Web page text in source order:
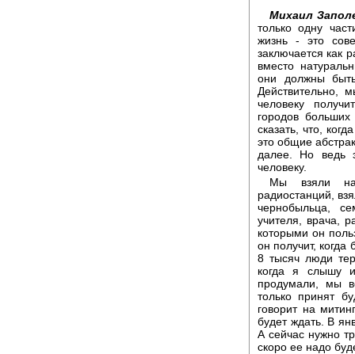
Михаил
только одну
жизнь - это
заключается как
вместо
они должны
Действительно,
человеку
городов
сказать, что,
это общие
далее. Но ведь
человеку.
Мы взяли на
радиостанций,
чернобыльца,
учителя, врача,
которыми он
он получит,
8 тысяч люди
когда я слышу
продумали, мы
только принят
говорит на
будет ждать. В
А сейчас нужно
скоро ее надо